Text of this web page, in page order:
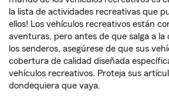
la lista de actividades recreativas que
ellos! Los vehículos recreativos están
aventuras, pero antes de que salga a la
los senderos, asegúrese de que sus
cobertura de calidad diseñada
vehículos recreativos. Proteja sus
dondequiera que vaya.